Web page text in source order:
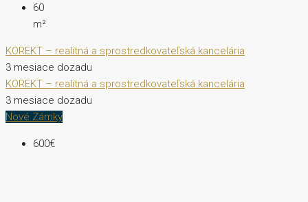
60
m²
KOREKT – realitná a sprostredkovateľská kancelária
3 mesiace dozadu
KOREKT – realitná a sprostredkovateľská kancelária
3 mesiace dozadu
Nové Zámky
600€